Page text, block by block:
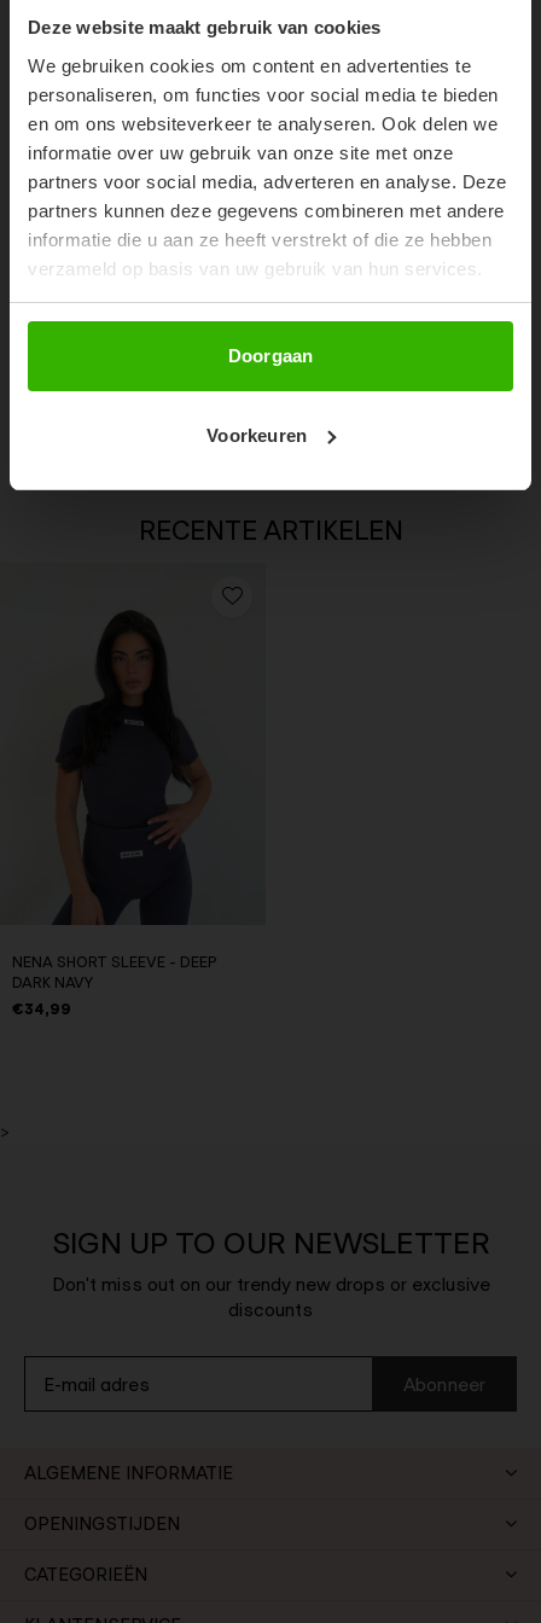
Deze website maakt gebruik van cookies
We gebruiken cookies om content en advertenties te
personaliseren, om functies voor social media te bieden
en om ons websiteverkeer te analyseren. Ook delen we
informatie over uw gebruik van onze site met onze
partners voor social media, adverteren en analyse. Deze
partners kunnen deze gegevens combineren met andere
informatie die u aan ze heeft verstrekt of die ze hebben
verzameld op basis van uw gebruik van hun services.
Doorgaan
Voorkeuren
10% OFF YOUR FIRST
ORDER!
Don't miss out on our trendy new drops or exclusive
€59,99
RECENTE ARTIKELEN
NENA SHORT SLEEVE - DEEP
DARK NAVY
€34,99
>
SIGN UP TO OUR NEWSLETTER
Don't miss out on our trendy new drops or exclusive
discounts
Abonneer
ALGEMENE INFORMATIE
OPENINGSTIJDEN
CATEGORIEËN